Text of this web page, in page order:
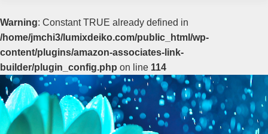
Warning: Constant TRUE already defined in
/home/jmchi3/lumixdeiko.com/public_html/wp-
content/plugins/amazon-associates-link-
builder/plugin_config.php on line 114